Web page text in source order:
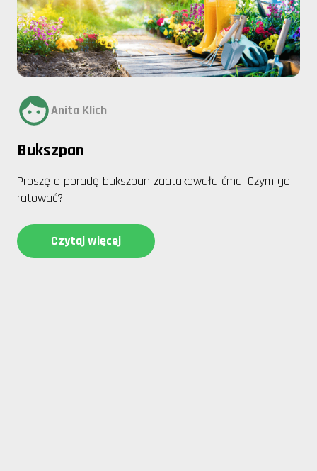
Anita Klich
Bukszpan
Proszę o poradę bukszpan zaatakowała ćma. Czym go
ratować?
Czytaj więcej